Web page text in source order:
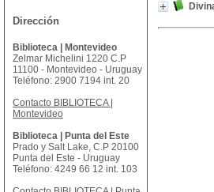
Dirección
Biblioteca | Montevideo
Zelmar Michelini 1220 C.P
11100 - Montevideo - Uruguay
Teléfono: 2900 7194 int. 20
Contacto BIBLIOTECA |
Montevideo
Biblioteca | Punta del Este
Prado y Salt Lake, C.P 20100
Punta del Este - Uruguay
Teléfono: 4249 66 12 int. 103